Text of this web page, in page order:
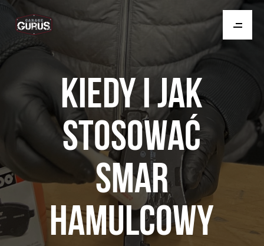
KIEDY I JAK
STOSOWAĆ
SMAR
HAMULCOWY